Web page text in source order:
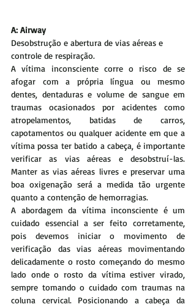
A: Airway
Desobstrução e abertura de vias aéreas e
controle de respiração.
A vítima inconsciente corre o risco de se
afogar com a própria língua ou mesmo
dentes, dentaduras e volume de sangue em
traumas ocasionados por acidentes como
atropelamentos, batidas de carros,
capotamentos ou qualquer acidente em que a
vítima possa ter batido a cabeça, é importante
verificar as vias aéreas e desobstruí-las.
Manter as vias aéreas livres e preservar uma
boa oxigenação será a medida tão urgente
quanto a contenção de hemorragias.
A abordagem da vítima inconsciente é um
cuidado essencial a ser feito corretamente,
pois devemos iniciar o movimento de
verificação das vias aéreas movimentando
delicadamente o rosto começando do mesmo
lado onde o rosto da vítima estiver virado,
sempre tomando o cuidado com traumas na
coluna cervical. Posicionando a cabeça da